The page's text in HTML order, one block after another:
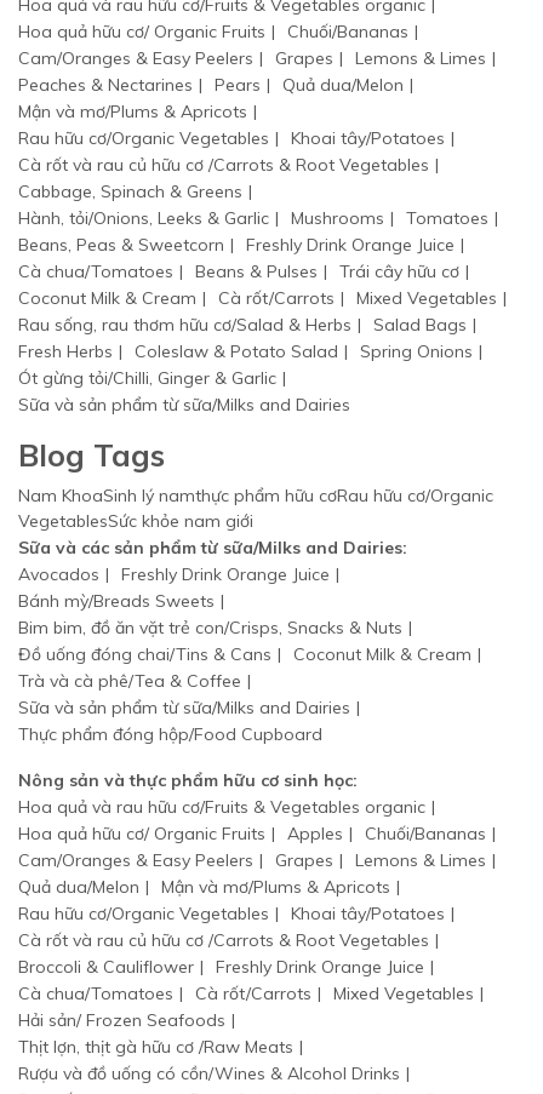
Hoa quả và rau hữu cơ/Fruits & Vegetables organic
Hoa quả hữu cơ/ Organic Fruits
Chuối/Bananas
Cam/Oranges & Easy Peelers
Grapes
Lemons & Limes
Peaches & Nectarines
Pears
Quả dua/Melon
Mận và mơ/Plums & Apricots
Rau hữu cơ/Organic Vegetables
Khoai tây/Potatoes
Cà rốt và rau củ hữu cơ /Carrots & Root Vegetables
Cabbage, Spinach & Greens
Hành, tỏi/Onions, Leeks & Garlic
Mushrooms
Tomatoes
Beans, Peas & Sweetcorn
Freshly Drink Orange Juice
Cà chua/Tomatoes
Beans & Pulses
Trái cây hữu cơ
Coconut Milk & Cream
Cà rốt/Carrots
Mixed Vegetables
Rau sống, rau thơm hữu cơ/Salad & Herbs
Salad Bags
Fresh Herbs
Coleslaw & Potato Salad
Spring Onions
Ót gừng tỏi/Chilli, Ginger & Garlic
Sữa và sản phẩm từ sữa/Milks and Dairies
Blog Tags
Nam KhoaSinh lý namthực phẩm hữu cơRau hữu cơ/Organic
VegetablesSức khỏe nam giới
Sữa và các sản phẩm từ sữa/Milks and Dairies:
Avocados
Freshly Drink Orange Juice
Bánh mỳ/Breads Sweets
Bim bim, đồ ăn vặt trẻ con/Crisps, Snacks & Nuts
Đồ uống đóng chai/Tins & Cans
Coconut Milk & Cream
Trà và cà phê/Tea & Coffee
Sữa và sản phẩm từ sữa/Milks and Dairies
Thực phẩm đóng hộp/Food Cupboard
Nông sản và thực phẩm hữu cơ sinh học:
Hoa quả và rau hữu cơ/Fruits & Vegetables organic
Hoa quả hữu cơ/ Organic Fruits
Apples
Chuối/Bananas
Cam/Oranges & Easy Peelers
Grapes
Lemons & Limes
Quả dua/Melon
Mận và mơ/Plums & Apricots
Rau hữu cơ/Organic Vegetables
Khoai tây/Potatoes
Cà rốt và rau củ hữu cơ /Carrots & Root Vegetables
Broccoli & Cauliflower
Freshly Drink Orange Juice
Cà chua/Tomatoes
Cà rốt/Carrots
Mixed Vegetables
Hải sản/ Frozen Seafoods
Thịt lợn, thịt gà hữu cơ /Raw Meats
Rượu và đồ uống có cồn/Wines & Alcohol Drinks